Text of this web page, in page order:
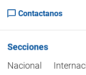
Contactanos
Secciones
Nacional